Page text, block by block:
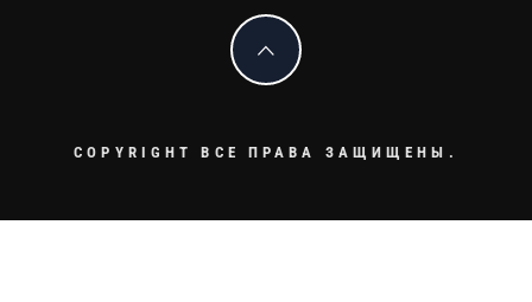
COPYRIGHT ВСЕ ПРАВА ЗАЩИЩЕНЫ.